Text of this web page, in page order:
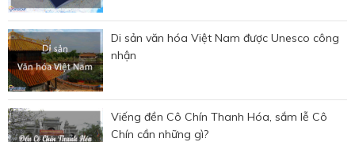
Di sản văn hóa Việt Nam được Unesco công
nhận
Viếng đền Cô Chín Thanh Hóa, sắm lễ Cô
Chín cần những gì?